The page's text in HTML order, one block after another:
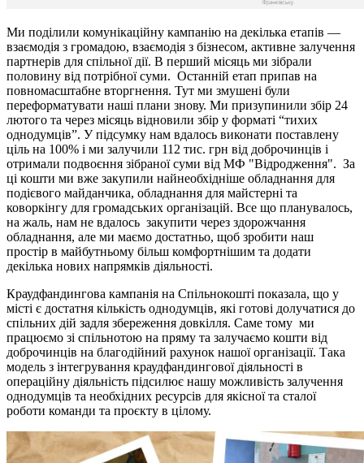
Ми поділили комунікаційну кампанію на декілька етапів —
взаємодія з громадою, взаємодія з бізнесом, активне залучення
партнерів для спільної дії. В перший місяць ми зібрали
половину від потрібної суми. Останній етап припав на
повномасштабне вторгнення. Тут ми змушені були
переформатувати наші плани знову. Ми призупинили збір 24
лютого та через місяць відновили збір у форматі “тихих
однодумців”. У підсумку нам вдалось виконати поставлену
ціль на 100% і ми залучили 112 тис. грн від доброчинців і
отримали подвоєння зібраної суми від МФ "Відродження". За
ці кошти ми вже закупили найнеобхідніше обладнання для
подієвого майданчика, обладнання для майстерні та
коворкінгу для громадських організацій. Все що планувалось,
на жаль, нам не вдалось закупити через здорожчання
обладнання, але ми маємо достатньо, щоб зробити наш
простір в майбутньому більш комфортнішим та додати
декілька нових напрямків діяльності.
Краудфандингова кампанія на Спільнокошті показала, що у
місті є достатня кількість однодумців, які готові долучатися до
спільних дій задля збереження довкілля. Саме тому ми
працюємо зі спільнотою на пряму та залучаємо кошти від
доброчинців на благодійний рахунок нашої організації. Така
модель з інтегрування краудфандингової діяльності в
операційну діяльність підсилює нашу можливість залучення
однодумців та необхідних ресурсів для якісної та сталої
роботи команди та проєкту в цілому.